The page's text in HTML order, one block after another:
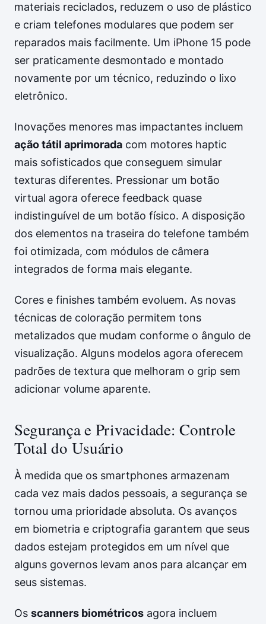
materiais reciclados, reduzem o uso de plástico
e criam telefones modulares que podem ser
reparados mais facilmente. Um iPhone 15 pode
ser praticamente desmontado e montado
novamente por um técnico, reduzindo o lixo
eletrônico.
Inovações menores mas impactantes incluem
ação tátil aprimorada com motores haptic
mais sofisticados que conseguem simular
texturas diferentes. Pressionar um botão
virtual agora oferece feedback quase
indistinguível de um botão físico. A disposição
dos elementos na traseira do telefone também
foi otimizada, com módulos de câmera
integrados de forma mais elegante.
Cores e finishes também evoluem. As novas
técnicas de coloração permitem tons
metalizados que mudam conforme o ângulo de
visualização. Alguns modelos agora oferecem
padrões de textura que melhoram o grip sem
adicionar volume aparente.
Segurança e Privacidade: Controle
Total do Usuário
À medida que os smartphones armazenam
cada vez mais dados pessoais, a segurança se
tornou uma prioridade absoluta. Os avanços
em biometria e criptografia garantem que seus
dados estejam protegidos em um nível que
alguns governos levam anos para alcançar em
seus sistemas.
Os scanners biométricos agora incluem